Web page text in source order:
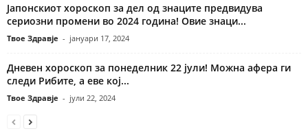
Јапонскиот хороскоп за дел од знаците предвидува
сериозни промени во 2024 година! Овие знаци...
Твое Здравје - јануари 17, 2024
Дневен хороскоп за понеделник 22 јули! Можна афера ги
следи Рибите, а еве кој...
Твое Здравје - јули 22, 2024